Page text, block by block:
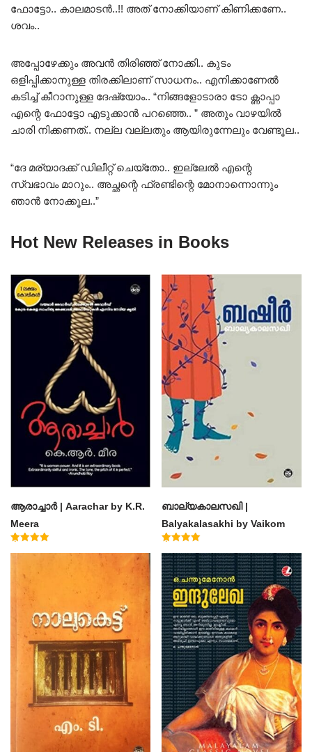
ഫോട്ടോ.. കാലമാടൻ..!! അത് നോക്കിയാണ് കിണിക്കണേ..
ശവം..
അപ്പോഴേക്കും അവൻ തിരിഞ്ഞ് നോക്കി.. കുടം
ഒളിപ്പിക്കാനുള്ള തിരക്കിലാണ് സാധനം.. എനിക്കാണേൽ
കടിച്ച് കീറാനുള്ള ദേഷ്യോം.. “നിങ്ങളോടാരാ ടോ ക്ണാപ്പാ
എന്റെ ഫോട്ടോ എടുക്കാൻ പറഞ്ഞെ.. ” അതും വാഴയിൽ
ചാരി നിക്കണത്.. നല്ല വല്ലതും ആയിരുന്നേലും വേണ്ടൂല..
“ദേ മര്യാദക്ക് ഡിലീറ്റ് ചെയ്തോ.. ഇല്ലേൽ എന്റെ
സ്വഭാവം മാറും.. അച്ഛന്റെ ഫ്രണ്ടിന്റെ മോനാന്നൊന്നും
ഞാൻ നോക്കൂല..”
Hot New Releases in Books
ആരാച്ചാര്‍ | Aarachar by K.R.
Meera
ബാല്യകാലസഖി |
Balyakalasakhi by Vaikom
Muhammad Basheer
4.60
out of 5